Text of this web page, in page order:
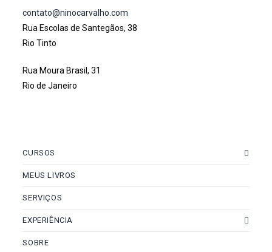
contato@ninocarvalho.com
Rua Escolas de Santegãos, 38
Rio Tinto
Rua Moura Brasil, 31
Rio de Janeiro
CURSOS
MEUS LIVROS
SERVIÇOS
EXPERIÊNCIA
SOBRE